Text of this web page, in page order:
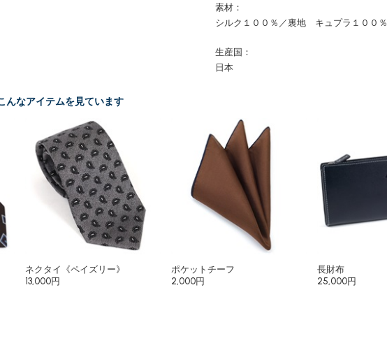
素材：
シルク１００％／裏地 キュプラ１００％
生産国：
日本
んなアイテムを見ています
ネクタイ《ペイズリー》
13,000円
ポケットチーフ
2,000円
長財布
25,000円